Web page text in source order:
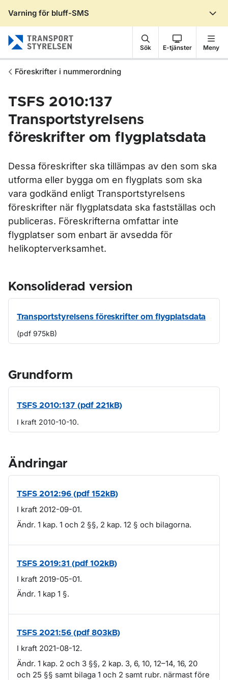
Varning för bluff-SMS
Sök E-tjänster Meny
Föreskrifter i nummerordning
TSFS 2010:137
Transportstyrelsens
föreskrifter om flygplatsdata
Dessa föreskrifter ska tillämpas av den som ska
utforma eller bygga om en flygplats som ska
vara godkänd enligt Transportstyrelsens
föreskrifter när flygplatsdata ska fastställas och
publiceras. Föreskrifterna omfattar inte
flygplatser som enbart är avsedda för
helikopterverksamhet.
Konsoliderad version
Transportstyrelsens föreskrifter om flygplatsdata
(pdf 975kB)
Grundform
TSFS 2010:137 (pdf 221kB)
I kraft 2010-10-10.
Ändringar
TSFS 2012:96 (pdf 152kB)
I kraft 2012-09-01.
Ändr. 1 kap. 1 och 2 §§, 2 kap. 12 § och bilagorna.
TSFS 2019:31 (pdf 102kB)
I kraft 2019-05-01.
Ändr. 1 kap 1 §.
TSFS 2021:56 (pdf 803kB)
I kraft 2021-08-12.
Ändr. 1 kap. 2 och 3 §§, 2 kap. 3, 6, 10, 12–14, 16, 20
och 25 §§ samt bilaga 1 och 2 samt rubr. närmast före